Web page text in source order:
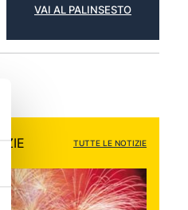
VAI AL PALINSESTO
TUTTE LE NOTIZIE